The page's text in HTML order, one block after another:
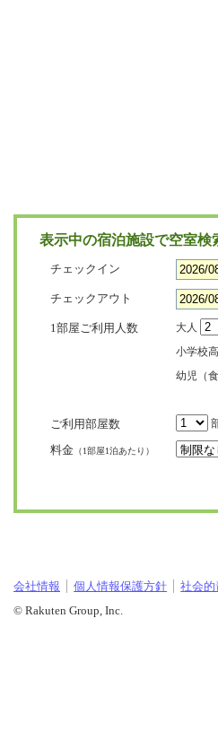
表示中の宿泊施設で空室検
チェックイン
チェックアウト
1部屋ご利用人数 大人
小学校
幼児（
ご利用部屋数
料金 （1部屋1泊あたり）
会社情報 個人情報保護方針 社会的
© Rakuten Group, Inc.